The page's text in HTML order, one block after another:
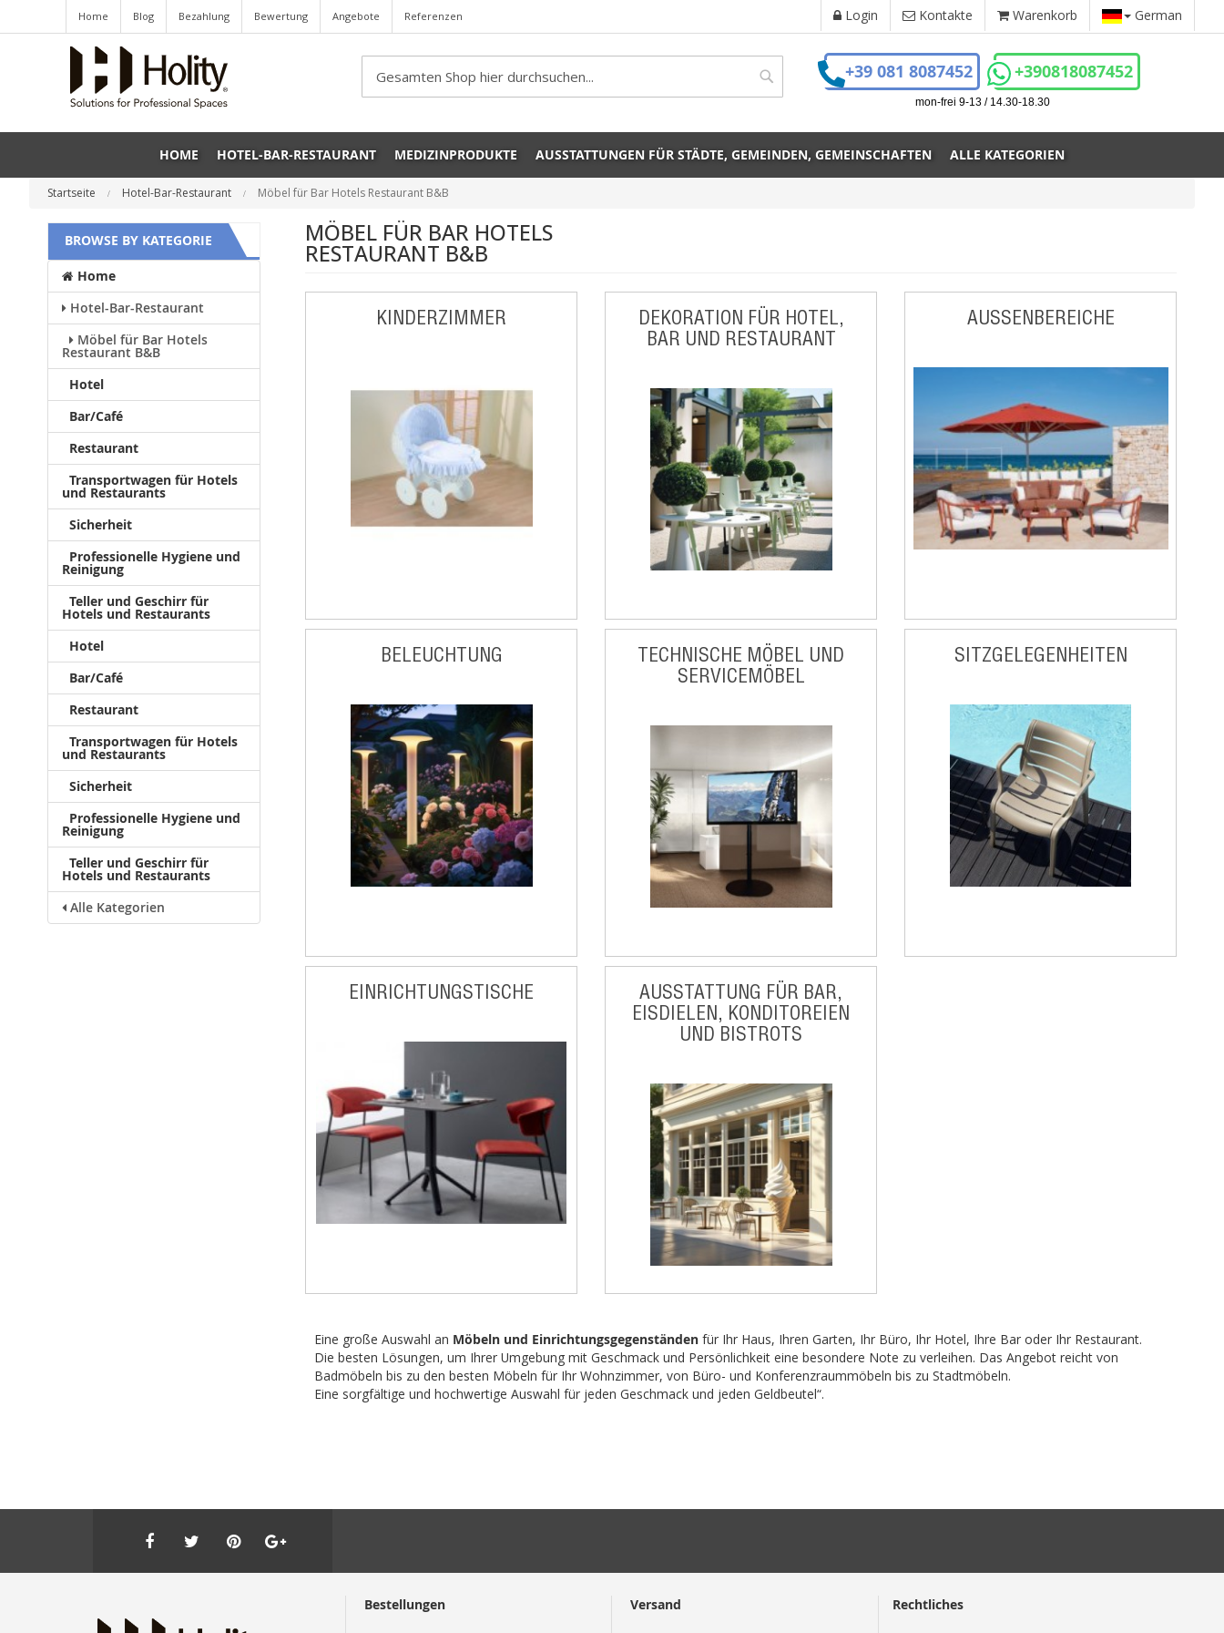
Home Blog Bezahlung Bewertung Angebote Referenzen Login Kontakte Warenkorb German
Search
Search
+39 081 8087452 +390818087452
mon-frei 9-13 / 14.30-18.30
HOME HOTEL-BAR-RESTAURANT MEDIZINPRODUKTE AUSSTATTUNGEN FÜR STÄDTE, GEMEINDEN, GEMEINSCHAFTEN ALLE KATEGORIEN
Startseite Hotel-Bar-Restaurant Möbel für Bar Hotels Restaurant B&B
MÖBEL FÜR BAR HOTELS
RESTAURANT B&B
KINDERZIMMER
DEKORATION FÜR HOTEL,
BAR UND RESTAURANT
AUSSENBEREICHE
BELEUCHTUNG
TECHNISCHE MÖBEL UND
SERVICEMÖBEL
SITZGELEGENHEITEN
EINRICHTUNGSTISCHE
AUSSTATTUNG FÜR BAR,
EISDIELEN, KONDITOREIEN
UND BISTROTS
Eine große Auswahl an Möbeln und Einrichtungsgegenständen für Ihr Haus, Ihren Garten, Ihr Büro, Ihr Hotel, Ihre Bar oder Ihr Restaurant.
Die besten Lösungen, um Ihrer Umgebung mit Geschmack und Persönlichkeit eine besondere Note zu verleihen. Das Angebot reicht von
Badmöbeln bis zu den besten Möbeln für Ihr Wohnzimmer, von Büro- und Konferenzraummöbeln bis zu Stadtmöbeln.
Eine sorgfältige und hochwertige Auswahl für jeden Geschmack und jeden Geldbeutel“.
BROWSE BY KATEGORIE
Home
Hotel-Bar-Restaurant
Möbel für Bar Hotels
Restaurant B&B
Hotel
Bar/Café
Restaurant
Transportwagen für Hotels
und Restaurants
Sicherheit
Professionelle Hygiene und
Reinigung
Teller und Geschirr für
Hotels und Restaurants
Hotel
Bar/Café
Restaurant
Transportwagen für Hotels
und Restaurants
Sicherheit
Professionelle Hygiene und
Reinigung
Teller und Geschirr für
Hotels und Restaurants
Alle Kategorien
Bestellungen Versand Rechtliches